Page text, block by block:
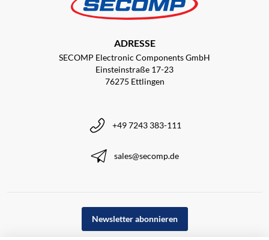
ADRESSE
SECOMP Electronic Components GmbH
Einsteinstraße 17-23
76275 Ettlingen
+49 7243 383-111
sales@secomp.de
Newsletter abonnieren